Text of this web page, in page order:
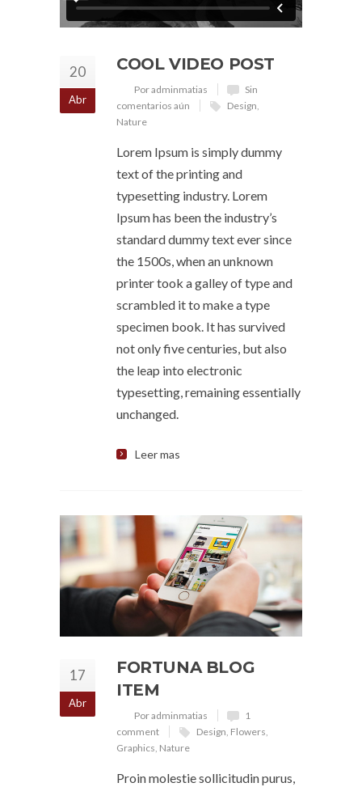
20
Abr
COOL VIDEO POST
Por adminmatias
Sin
comentarios aún
Design,
Nature
Lorem Ipsum is simply dummy
text of the printing and
typesetting industry. Lorem
Ipsum has been the industry’s
standard dummy text ever since
the 1500s, when an unknown
printer took a galley of type and
scrambled it to make a type
specimen book. It has survived
not only five centuries, but also
the leap into electronic
typesetting, remaining essentially
unchanged.
Leer mas
17
Abr
FORTUNA BLOG
ITEM
Por adminmatias
1
comment
Design, Flowers,
Graphics, Nature
Proin molestie sollicitudin purus,